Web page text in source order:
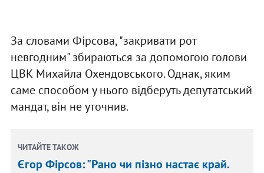
За словами Фірсова, "закривати рот
невгодним" збираються за допомогою голови
ЦВК Михайла Охендовського. Однак, яким
саме способом у нього відберуть депутатський
мандат, він не уточнив.
ЧИТАЙТЕ ТАКОЖ
Єгор Фірсов: "Рано чи пізно настає край.